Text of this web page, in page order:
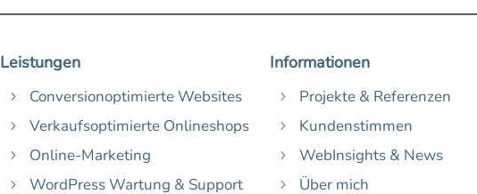
Leistungen
5 Conversionoptimierte Websites
5 Verkaufsoptimierte Onlineshops
5 Online-Marketing
5 WordPress Wartung & Support
Informationen
5 Projekte & Referenzen
5 Kundenstimmen
5 WebInsights & News
5 Über mich